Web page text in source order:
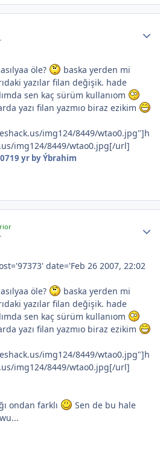
öle?
baska yerden mi
yazılar filan değişik. hade
sen kaç sürüm kullanıom
yazı filan yazmıo biraz ezikim
img124/8449/wtao0.jpg"]h
img124/8449/wtao0.jpg[/url]
19 yrby Ýbrahim
date='Feb 26 2007, 22:02
öle?
baska yerden mi
yazılar filan değişik. hade
sen kaç sürüm kullanıom
yazı filan yazmıo biraz ezikim
img124/8449/wtao0.jpg"]h
img124/8449/wtao0.jpg[/url]
ondan farklı
Sen de bu hale